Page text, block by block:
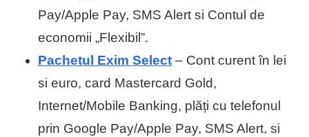
Pay/Apple Pay, SMS Alert si Contul de
economii „Flexibil”.
Pachetul Exim Select – Cont curent în lei
si euro, card Mastercard Gold,
Internet/Mobile Banking, plăți cu telefonul
prin Google Pay/Apple Pay, SMS Alert, si